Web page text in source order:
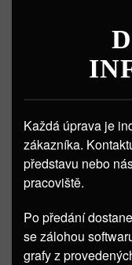
Každá úprava je
zákazníka.
představu nebo
pracoviště.
Po předání
se zálohou
grafy z